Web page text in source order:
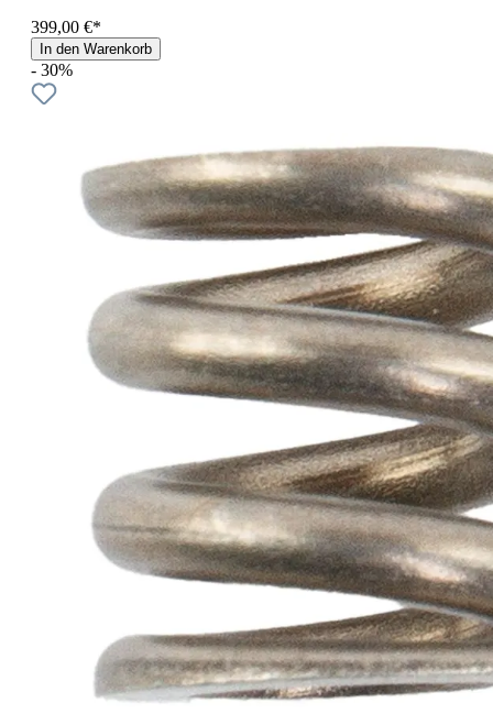
399,00 €*
In den Warenkorb
- 30%